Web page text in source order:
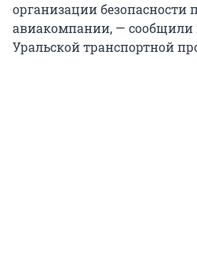
организации безопасности
авиакомпании, — сообщили
Уральской транспортной